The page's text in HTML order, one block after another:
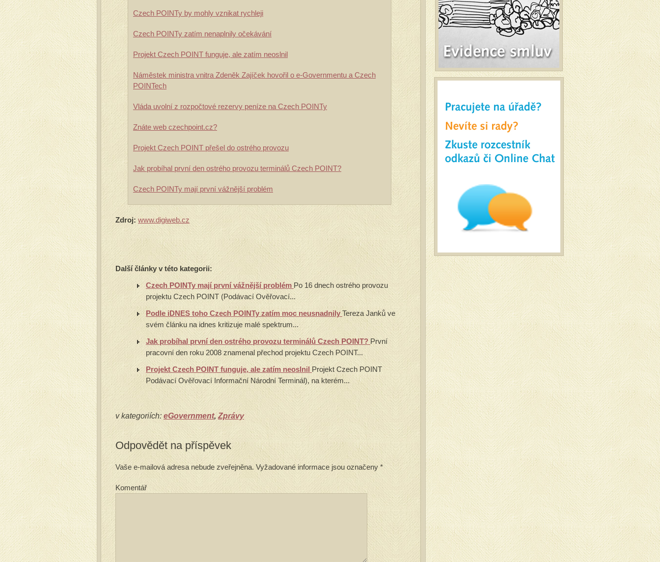
Czech POINTy by mohly vznikat rychleji
Czech POINTy zatím nenaplnily očekávání
Projekt Czech POINT funguje, ale zatím neoslnil
Náměstek ministra vnitra Zdeněk Zajíček hovořil o e-Governmentu a Czech
POINTech
Vláda uvolní z rozpočtové rezervy peníze na Czech POINTy
Znáte web czechpoint.cz?
Projekt Czech POINT přešel do ostrého provozu
Jak probíhal první den ostrého provozu terminálů Czech POINT?
Czech POINTy mají první vážnější problém
Zdroj: www.digiweb.cz
Další články v této kategorii:
Czech POINTy mají první vážnější problém Po 16 dnech ostrého provozu
projektu Czech POINT (Podávací Ověřovací...
Podle iDNES toho Czech POINTy zatím moc neusnadnily Tereza Janků ve
svém článku na idnes kritizuje malé spektrum...
Jak probíhal první den ostrého provozu terminálů Czech POINT? První
pracovní den roku 2008 znamenal přechod projektu Czech POINT...
Projekt Czech POINT funguje, ale zatím neoslnil Projekt Czech POINT
Podávací Ověřovací Informační Národní Terminál), na kterém...
v kategoriích: eGovernment, Zprávy
Odpovědět na příspěvek
Vaše e-mailová adresa nebude zveřejněna. Vyžadované informace jsou označeny *
Komentář